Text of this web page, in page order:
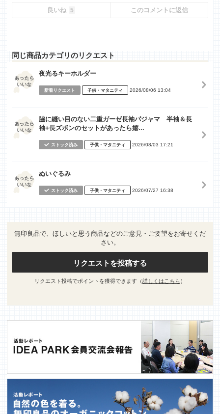
良いね 5 このコメントに返信
同じ商品カテゴリのリクエスト
夜光るキーホルダー
新着リクエスト 子供・マタニティ 2026/08/06 13:04
脇に縫い目のない二重ガーゼ長袖パジャマ 半袖＆長
袖+長ズボンのセットがあったら嬉...
ストック済み 子供・マタニティ 2026/08/03 17:21
ぬいぐるみ
ストック済み 子供・マタニティ 2026/07/27 16:38
無印良品で、ほしいと思う商品などのご意見・ご要望をお寄せくだ
さい。
リクエストを投稿する
リクエスト投稿でポイントを獲得できます（詳しくはこちら ）